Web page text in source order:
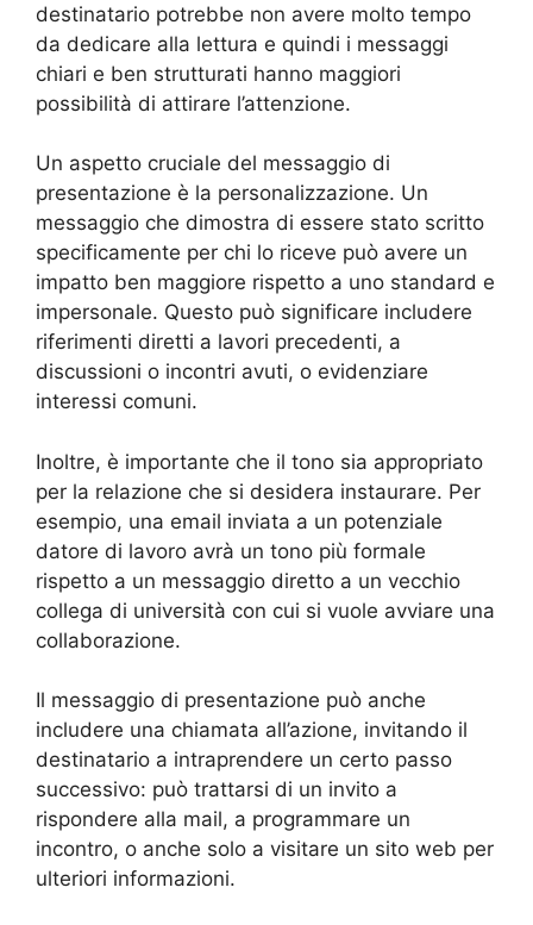
destinatario potrebbe non avere molto tempo
da dedicare alla lettura e quindi i messaggi
chiari e ben strutturati hanno maggiori
possibilità di attirare l’attenzione.
Un aspetto cruciale del messaggio di
presentazione è la personalizzazione. Un
messaggio che dimostra di essere stato scritto
specificamente per chi lo riceve può avere un
impatto ben maggiore rispetto a uno standard e
impersonale. Questo può significare includere
riferimenti diretti a lavori precedenti, a
discussioni o incontri avuti, o evidenziare
interessi comuni.
Inoltre, è importante che il tono sia appropriato
per la relazione che si desidera instaurare. Per
esempio, una email inviata a un potenziale
datore di lavoro avrà un tono più formale
rispetto a un messaggio diretto a un vecchio
collega di università con cui si vuole avviare una
collaborazione.
Il messaggio di presentazione può anche
includere una chiamata all’azione, invitando il
destinatario a intraprendere un certo passo
successivo: può trattarsi di un invito a
rispondere alla mail, a programmare un
incontro, o anche solo a visitare un sito web per
ulteriori informazioni.